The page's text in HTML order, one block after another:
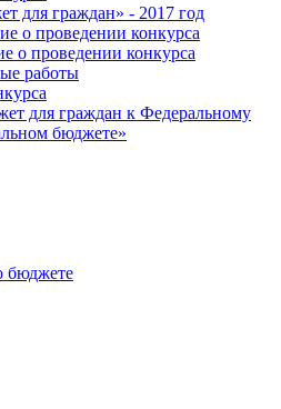
для граждан» - 2017 год
о проведении конкурса
о проведении конкурса
работы
для граждан к Федеральному
бюджете»
бюджете